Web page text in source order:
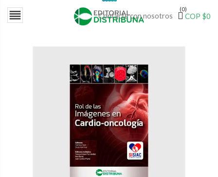
 Contacte con nosotros COP $0
(0)